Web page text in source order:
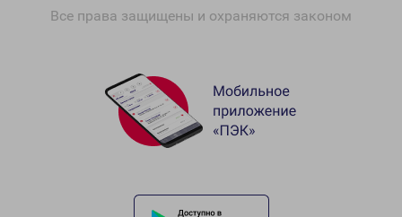
Все права защищены и охраняются законом